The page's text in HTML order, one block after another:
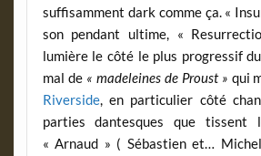
suffisamment dark comme ça. «
son pendant ultime, «
lumière le côté le plus progressif
mal de « madeleines de Proust » qui
Riverside, en particulier côté
parties dantesques que tissent
« Arnaud » ( Sébastien et…